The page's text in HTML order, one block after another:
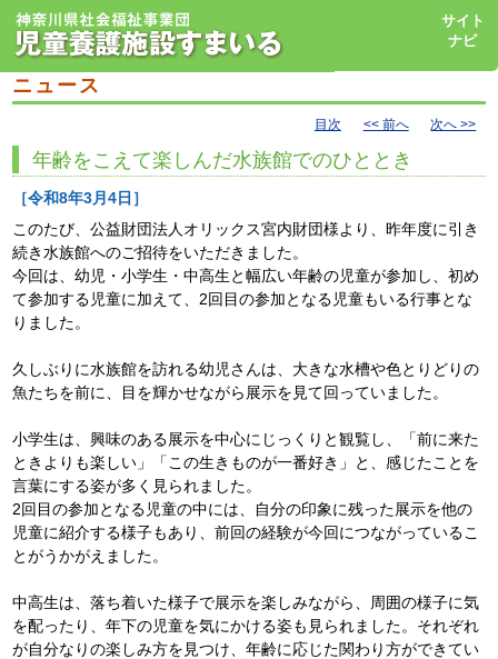
サイト
ナビ
ニュース
目次 << 前へ 次へ >>
年齢をこえて楽しんだ水族館でのひととき
［令和8年3月4日］
このたび、公益財団法人オリックス宮内財団様より、昨年度に引き
続き水族館へのご招待をいただきました。
今回は、幼児・小学生・中高生と幅広い年齢の児童が参加し、初め
て参加する児童に加えて、2回目の参加となる児童もいる行事とな
りました。
久しぶりに水族館を訪れる幼児さんは、大きな水槽や色とりどりの
魚たちを前に、目を輝かせながら展示を見て回っていました。
小学生は、興味のある展示を中心にじっくりと観覧し、「前に来た
ときよりも楽しい」「この生きものが一番好き」と、感じたことを
言葉にする姿が多く見られました。
2回目の参加となる児童の中には、自分の印象に残った展示を他の
児童に紹介する様子もあり、前回の経験が今回につながっているこ
とがうかがえました。
中高生は、落ち着いた様子で展示を楽しみながら、周囲の様子に気
を配ったり、年下の児童を気にかける姿も見られました。それぞれ
が自分なりの楽しみ方を見つけ、年齢に応じた関わり方ができてい